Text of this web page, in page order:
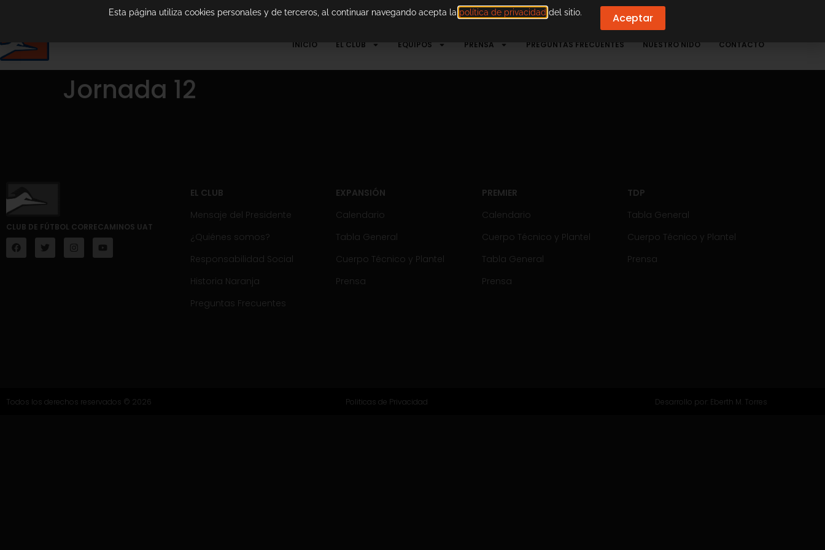
INICIO EL CLUB EQUIPOS PRENSA PREGUNTAS FRECUENTES NUESTRO NIDO CONTACTO
Jornada 12
CLUB DE FÚTBOL CORRECAMINOS UAT
EL CLUB
Mensaje del Presidente
¿Quiénes somos?
Responsabilidad Social
Historia Naranja
Preguntas Frecuentes
EXPANSIÓN
Calendario
Tabla General
Cuerpo Técnico y Plantel
Prensa
PREMIER
Calendario
Cuerpo Técnico y Plantel
Tabla General
Prensa
TDP
Tabla General
Cuerpo Técnico y Plantel
Prensa
Todos los derechos reservados © 2026 Politicas de Privacidad Desarrollo por: Eberth M. Torres
Esta página utiliza cookies personales y de terceros, al continuar navegando acepta la política de privacidad del sitio. Aceptar